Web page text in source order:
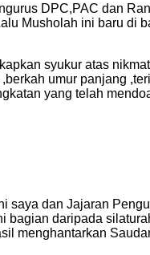
DPC,PAC dan
Musholah ini baru di
syukur atas
umur panjang
yang telah
saya dan Jajaran
daripada
menghantarkan